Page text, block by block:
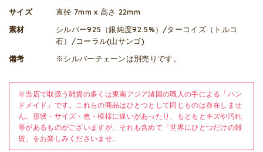
サイズ
直径 7mm x 高さ 22mm
素材
シルバー925（銀純度92.5%）/ターコイズ（トルコ
石）/コーラル(山サンゴ)
備考
※シルバーチェーンは別売りです。
※当店で取扱う雑貨の多くは東南アジア諸国の職人の手による「ハン
ドメイド」です。これらの商品はひとつとして同じものは存在しませ
ん。形状・サイズ・色・模様に違いがあったり、もともとキズや汚れ
等があるものがございますが、それも含めて「世界にひとつだけの雑
貨」をお楽しみくださいませ。